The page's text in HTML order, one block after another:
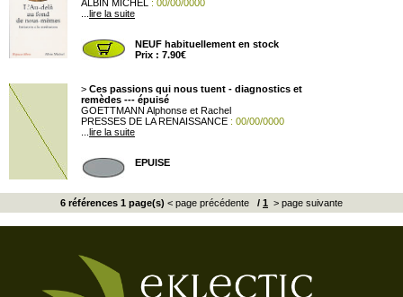
ALBIN MICHEL
: 00/00/0000
lire la suite
NEUF habituellement en stock
Prix : 7.90€
> Ces passions qui nous tuent - diagnostics et
remèdes --- épuisé
GOETTMANN Alphonse et Rachel
PRESSES DE LA RENAISSANCE : 00/00/0000
lire la suite
EPUISE
6 références 1 page(s) < page précédente / 1 > page suivante